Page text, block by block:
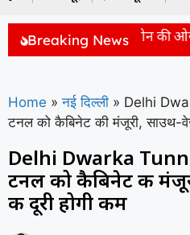
Breaking News
तबाही मचाने के बाद चीन की ओर
Home » नई दिल्ली » Delhi
टनल को कैबिनेट की मंजूरी, साउथ-
Delhi Dwarka
टनल को कैबिनेट की
की दूरी होगी कम